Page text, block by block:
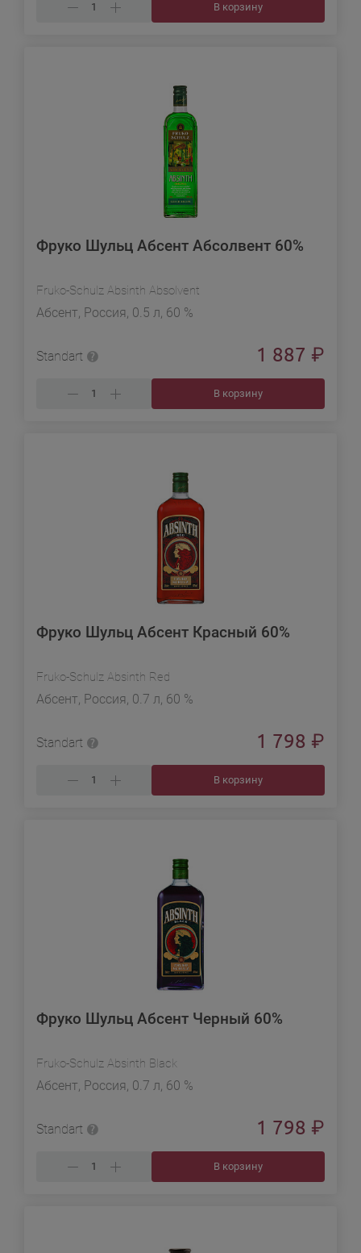
В корзину
Фруко Шульц Абсент Абсолвент 60%
Fruko-Schulz Absinth Absolvent
Абсент, Россия, 0.5 л, 60 %
Standart 1 887 ₽
В корзину
Фруко Шульц Абсент Красный 60%
Fruko-Schulz Absinth Red
Абсент, Россия, 0.7 л, 60 %
Standart 1 798 ₽
В корзину
Фруко Шульц Абсент Черный 60%
Fruko-Schulz Absinth Black
Абсент, Россия, 0.7 л, 60 %
Standart 1 798 ₽
В корзину